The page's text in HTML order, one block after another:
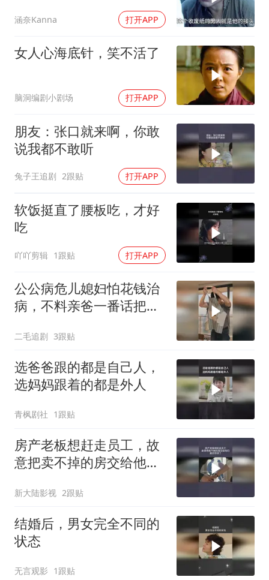
奋力开创中国式现代化建设新局面
涵奈Kanna 打开APP
女人心海底针，笑不活了
脑洞编剧小剧场 打开APP
朋友：张口就来啊，你敢
说我都不敢听
兔子王追剧 2跟贴 打开APP
软饭挺直了腰板吃，才好
吃
吖吖剪辑 1跟贴 打开APP
公公病危儿媳妇怕花钱治
病，不料亲爸一番话把女
二毛追剧 3跟贴
选爸爸跟的都是自己人，
选妈妈跟着的都是外人
青枫剧社 1跟贴
房产老板想赶走员工，故
意把卖不掉的房交给他
新大陆影视 2跟贴
结婚后，男女完全不同的
状态
无言观影 1跟贴